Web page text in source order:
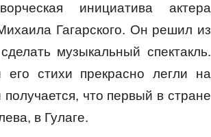
инициатива актера
Гагарского. Он решил из
музыкальный спектакль.
стихи прекрасно легли на
что первый в стране
в Гулаге.